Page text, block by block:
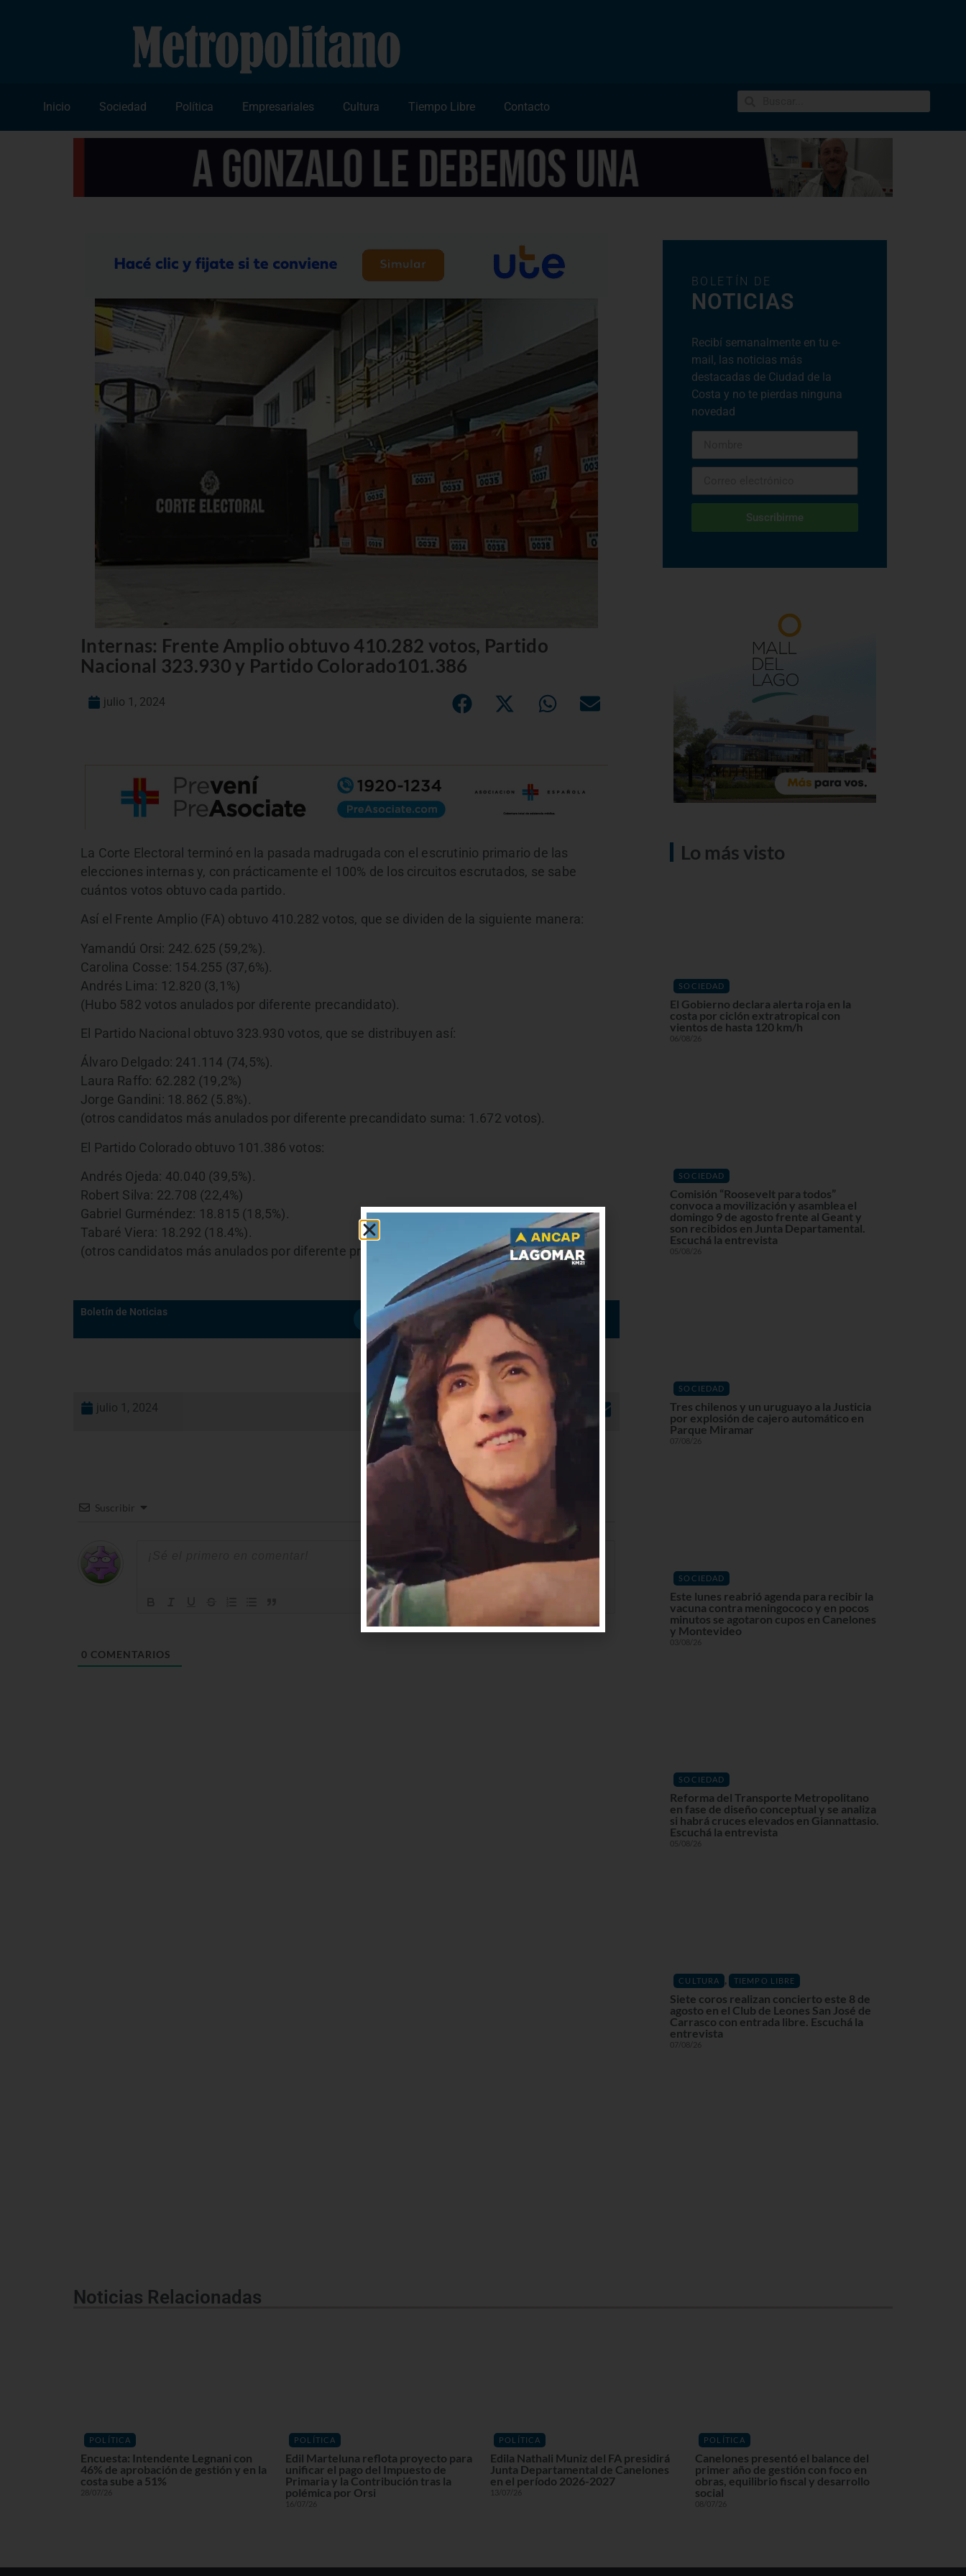
Inicio Sociedad Política Empresariales Cultura Tiempo Libre Contacto
Internas: Frente Amplio obtuvo 410.282 votos, Partido
Nacional 323.930 y Partido Colorado101.386
julio 1, 2024
La Corte Electoral terminó en la pasada madrugada con el escrutinio primario de las
elecciones internas y, con prácticamente el 100% de los circuitos escrutados, se sabe
cuántos votos obtuvo cada partido.
Así el Frente Amplio (FA) obtuvo 410.282 votos, que se dividen de la siguiente manera:
Yamandú Orsi: 242.625 (59,2%).
Carolina Cosse: 154.255 (37,6%).
Andrés Lima: 12.820 (3,1%)
(Hubo 582 votos anulados por diferente precandidato).
El Partido Nacional obtuvo 323.930 votos, que se distribuyen así:
Álvaro Delgado: 241.114 (74,5%).
Laura Raffo: 62.282 (19,2%)
Jorge Gandini: 18.862 (5.8%).
(otros candidatos más anulados por diferente precandidato suma: 1.672 votos).
El Partido Colorado obtuvo 101.386 votos:
Andrés Ojeda: 40.040 (39,5%).
Robert Silva: 22.708 (22,4%)
Gabriel Gurméndez: 18.815 (18,5%).
Tabaré Viera: 18.292 (18.4%).
(otros candidatos más anulados por diferente precandidato suma: 1.531 votos).
Boletín de Noticias
Suscribirme
julio 1, 2024
Suscribir
0 COMENTARIOS
BOLETÍN DE
NOTICIAS
Recibí semanalmente en tu e-
mail, las noticias más
destacadas de Ciudad de la
Costa y no te pierdas ninguna
novedad
Suscribirme
Lo más visto
SOCIEDAD
El Gobierno declara alerta roja en la
costa por ciclón extratropical con
vientos de hasta 120 km/h
06/08/26
SOCIEDAD
Comisión “Roosevelt para todos”
convoca a movilización y asamblea el
domingo 9 de agosto frente al Geant y
son recibidos en Junta Departamental.
Escuchá la entrevista
05/08/26
SOCIEDAD
Tres chilenos y un uruguayo a la Justicia
por explosión de cajero automático en
Parque Miramar
07/08/26
SOCIEDAD
Este lunes reabrió agenda para recibir la
vacuna contra meningococo y en pocos
minutos se agotaron cupos en Canelones
y Montevideo
03/08/26
SOCIEDAD
Reforma del Transporte Metropolitano
en fase de diseño conceptual y se analiza
si habrá cruces elevados en Giannattasio.
Escuchá la entrevista
05/08/26
CULTURA , TIEMPO LIBRE
Siete coros realizan concierto este 8 de
agosto en el Club de Leones San José de
Carrasco con entrada libre. Escuchá la
entrevista
07/08/26
Noticias Relacionadas
POLÍTICA
Encuesta: Intendente Legnani con
46% de aprobación de gestión y en la
costa sube a 51%
28/07/26
POLÍTICA
Edil Marteluna reflota proyecto para
unificar el pago del Impuesto de
Primaria y la Contribución tras la
polémica por Orsi
16/07/26
POLÍTICA
Edila Nathali Muniz del FA presidirá
Junta Departamental de Canelones
en el período 2026-2027
13/07/26
POLÍTICA
Canelones presentó el balance del
primer año de gestión con foco en
obras, equilibrio fiscal y desarrollo
social
08/07/26